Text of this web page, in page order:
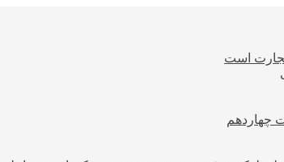
تجارت است
چهاردهم